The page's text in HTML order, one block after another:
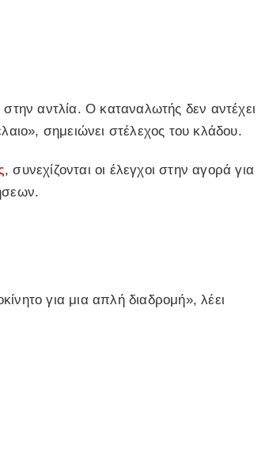
αντλία. Ο καταναλωτής δεν αντέχει
σημειώνει στέλεχος του κλάδου.
, συνεχίζονται οι έλεγχοι στην αγορά για
για μια απλή διαδρομή», λέει